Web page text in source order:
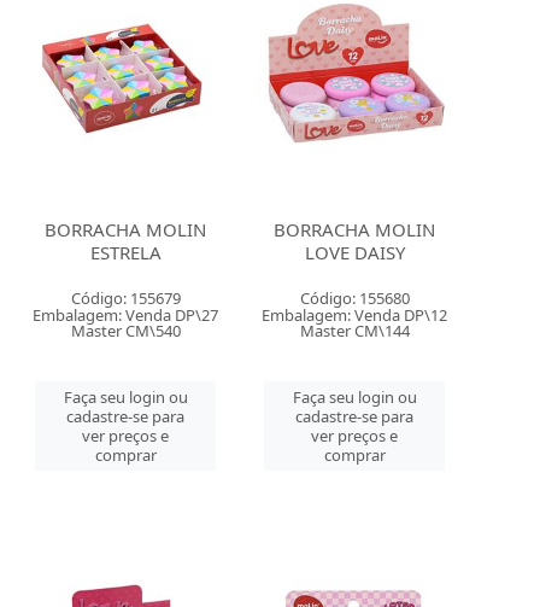
BORRACHA MOLIN
ESTRELA
Código: 155679
Embalagem: Venda DP\27
Master CM\540
Faça seu login ou
cadastre-se para
ver preços e
comprar
BORRACHA MOLIN
LOVE DAISY
Código: 155680
Embalagem: Venda DP\12
Master CM\144
Faça seu login ou
cadastre-se para
ver preços e
comprar